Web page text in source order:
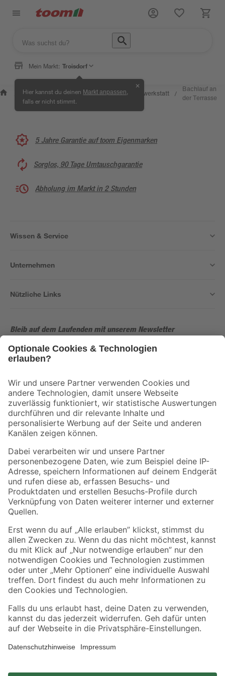
Mein Markt: Troisdorf
Hier kannst du deinen Markt anpassen
falls er nicht stimmt.
✕
Wissen &
Service
/
Selbermachen
& Ratgeber
/ Kreativwerkstatt /
Bachlauf an
der Terrasse
5 Jahre Garantie auf toom Eigenmarken
Sorglos, 90 Tage Umtauschgarantie
Abholung im Markt in 2 Stunden
Wissen & Service
Unternehmen
Nützliche Links
Bleib auf dem Laufenden mit unserem Newsletter
Der toom Newsletter: Keine Angebote und Aktionen mehr verpassen!
Folge uns
Zahlungsarten Versandarten
Sicher einkaufen
Jetzt die toom-App herunterladen
Alle Preisangaben in EUR inkl. gesetzl. MwSt.. Die dargestellten Angebote sind unter
Umständen nicht in allen Märkten verfügbar. Die angegebenen Verfügbarkeiten beziehen
sich auf den unter "Mein Markt" ausgewählten toom Baumarkt. Alle Angebote und
*Paketversand ab 59 € versandkostenfrei, gilt nicht für Artikel mit Speditionsversand, hier
fallen zusätzliche Versandkosten an.